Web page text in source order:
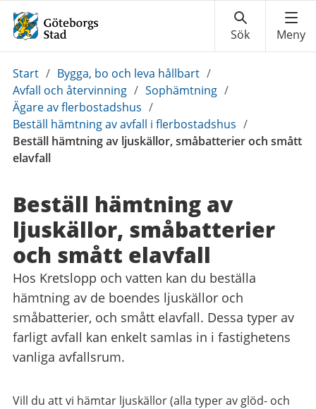
Du
är
här:
Start / Bygga, bo och leva hållbart /
Avfall och återvinning / Sophämtning /
Ägare av flerbostadshus /
Beställ hämtning av avfall i flerbostadshus /
Beställ hämtning av ljuskällor, småbatterier och smått
elavfall
Beställ hämtning av
ljuskällor, småbatterier
och smått elavfall
Hos Kretslopp och vatten kan du beställa
hämtning av de boendes ljuskällor och
småbatterier, och smått elavfall. Dessa typer av
farligt avfall kan enkelt samlas in i fastighetens
vanliga avfallsrum.
Vill du att vi hämtar ljuskällor (alla typer av glöd- och